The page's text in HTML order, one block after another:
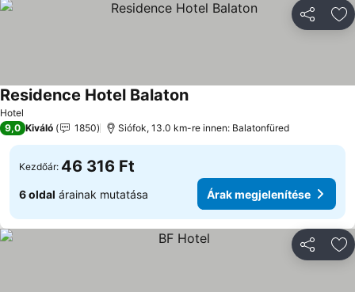
Hotel
Residence Hotel BalatonÁrak megjelenítése
9,0 Kiváló 1850 Siófok, 13.0 km-re innen: Balatonfüred
Kezdőár: 46 316 Ft
6 oldal árainak mutatása Árak megjelenítése